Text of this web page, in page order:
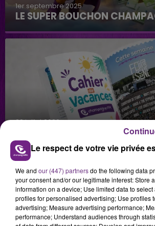
1er septembre 2025
LE SUPER BOUCHON
29 juillet 2026
GAGNEZ VOS INVITATIONS
CONCERTS DE FOIRE EN
Le respect de votre vie privée
We and our (447) partnersdo the following data
your consent and/or our legitimate interest: Store
information on a device; Use limited data to
profiles for personalised advertising; Use profiles
advertising; Measure advertising performance;
performance; Understand audiences through